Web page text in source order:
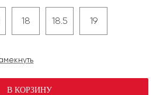
18 18.5 19
В КОРЗИНУ